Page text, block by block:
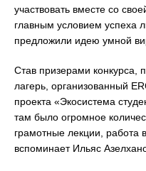
участвовать вместе со
главным условием успеха
предложили идею умной
Став призерами конкурса,
лагерь, организованный
проекта «Экосистема
там было огромное
грамотные лекции, работа
вспоминает Ильяс